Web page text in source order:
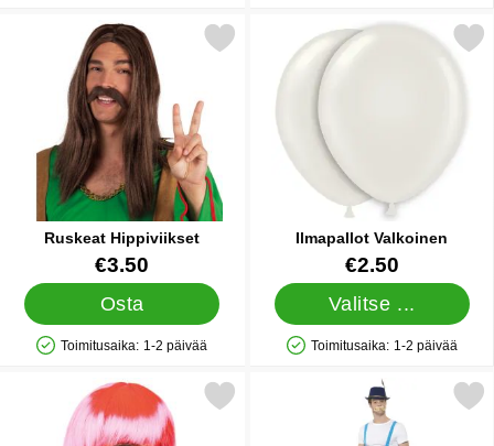
Ruskeat Hippiviikset
Tuote.nro 15443
€3.50
Osta
Saatavuus: Varastossa
Toimitusaika: 1-2 päivää
Merkitse ruskeat Hippiviikset suosikiksi
Ilmapallot Valkoinen
Tuote.nro 5006€2.50
Valitse ...
Saatavuus: Varastossa
Toimitusaika: 1-2 päivää
Merkitse ilmapallot
Merkitse suora Vaaleanpunainen Peruukki suosikiksi
Merkitse oktoberfest